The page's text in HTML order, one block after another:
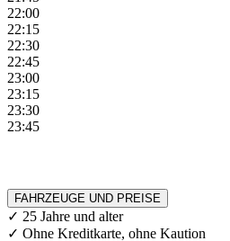
22:00
22:15
22:30
22:45
23:00
23:15
23:30
23:45
FAHRZEUGE UND PREISE
✓ 25 Jahre und alter
✓ Ohne Kreditkarte, ohne Kaution